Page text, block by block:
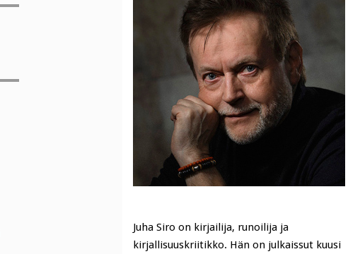
Juha Siro on kirjailija, runoilija ja
kirjallisuuskriitikko. Hän on julkaissut kuusi